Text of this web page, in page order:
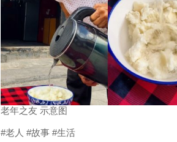
老年之友 示意图
#老人 #故事 #生活